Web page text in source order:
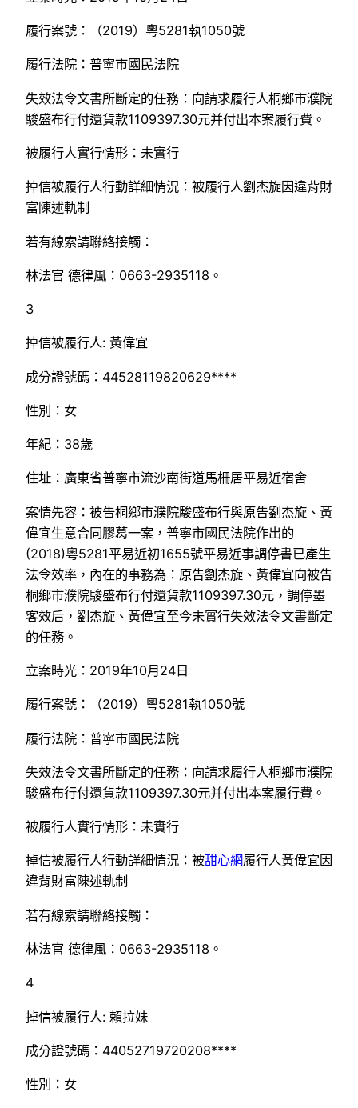
履行案號：（2019）粵5281執1050號
履行法院：普寧市國民法院
失效法令文書所斷定的任務：向請求履行人桐鄉市濮院
駿盛布行付還貨款1109397.30元并付出本案履行費。
被履行人實行情形：未實行
掉信被履行人行動詳細情況：被履行人劉杰旋因違背財
富陳述軌制
若有線索請聯絡接觸：
林法官 德律風：0663-2935118。
3
掉信被履行人: 黃偉宜
成分證號碼：44528119820629****
性別：女
年紀：38歲
住址：廣東省普寧市流沙南街道馬柵居平易近宿舍
案情先容：被告桐鄉市濮院駿盛布行與原告劉杰旋、黃
偉宜生意合同膠葛一案，普寧市國民法院作出的
(2018)粵5281平易近初1655號平易近事調停書已產生
法令效率，內在的事務為：原告劉杰旋、黃偉宜向被告
桐鄉市濮院駿盛布行付還貨款1109397.30元，調停墨
客效后，劉杰旋、黃偉宜至今未實行失效法令文書斷定
的任務。
立案時光：2019年10月24日
履行案號：（2019）粵5281執1050號
履行法院：普寧市國民法院
失效法令文書所斷定的任務：向請求履行人桐鄉市濮院
駿盛布行付還貨款1109397.30元并付出本案履行費。
被履行人實行情形：未實行
掉信被履行人行動詳細情況：被甜心網履行人黃偉宜因
違背財富陳述軌制
若有線索請聯絡接觸：
林法官 德律風：0663-2935118。
4
掉信被履行人: 賴拉妹
成分證號碼：44052719720208****
性別：女